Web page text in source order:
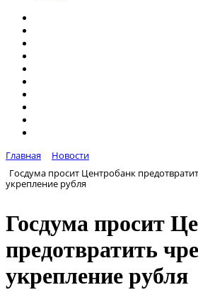
Главная
Новости
Госдума просит Центробанк
укрепление рубля
Госдума просит
предотвратить
укрепление рубля